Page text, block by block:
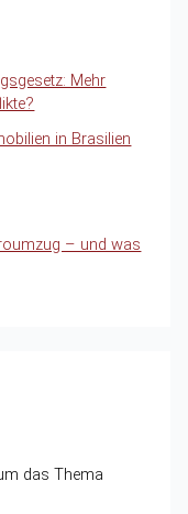
Mehr
in Brasilien
– und was
das Thema